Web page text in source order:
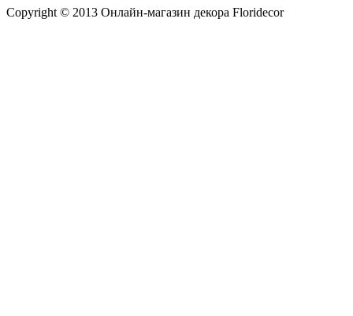
Copyright © 2013 Онлайн-магазин декора Floridecor